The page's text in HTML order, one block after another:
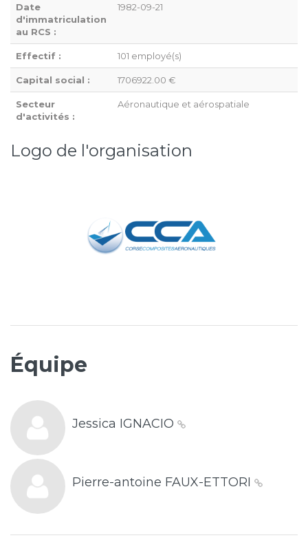
Date
d'immatriculation
au RCS :
1982-09-21
Effectif : 101 employé(s)
Capital social : 1706922.00 €
Secteur
d'activités :
Aéronautique et aérospatiale
Logo de l'organisation
Équipe
Jessica IGNACIO
Pierre-antoine FAUX-ETTORI